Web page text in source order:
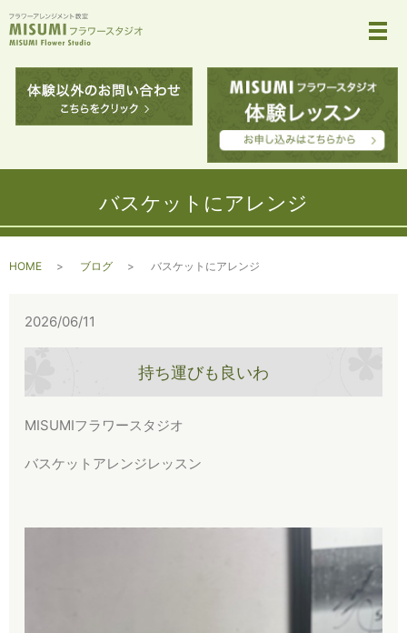
メ
バスケットにアレンジ
HOME ブログ バスケットにアレンジ
2026/06/11
持ち運びも良いわ
MISUMIフラワースタジオ
バスケットアレンジレッスン